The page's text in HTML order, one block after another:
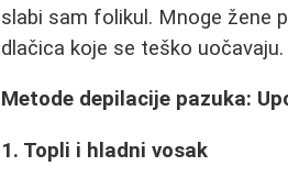
slabi sam folikul. Mnoge žene
dlačica koje se teško uočavaju.
Metode depilacije pazuka:
1. Topli i hladni vosak